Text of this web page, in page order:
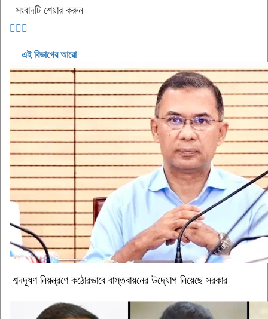
সংবাদটি শেয়ার করুন
এই বিভাগের আরো
শব্দদূষণ নিয়ন্ত্রণে কঠোরভাবে বাস্তবায়নের উদ্যোগ নিয়েছে সরকার